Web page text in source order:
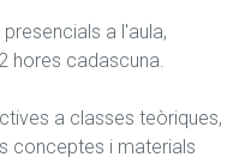
a l'aula,
hores cadascuna.
a classes teòriques,
conceptes i materials